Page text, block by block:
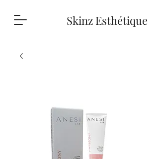
Skinz Esthétique